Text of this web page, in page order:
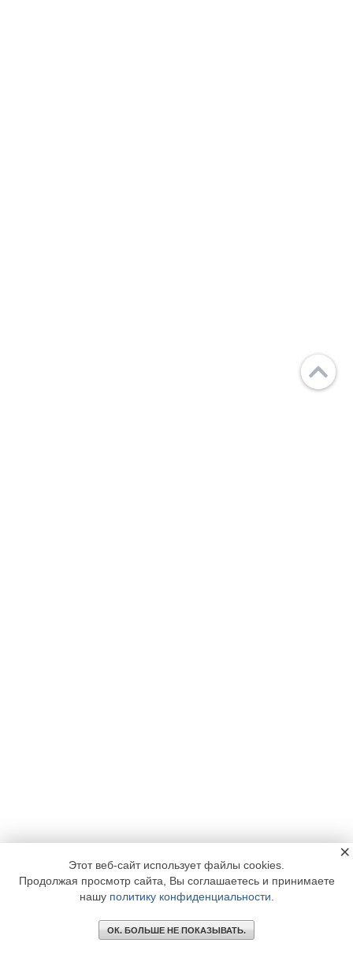
Этот веб-сайт использует файлы cookies.
Продолжая просмотр сайта, Вы соглашаетесь и принимаете
нашу политику конфиденциальности
ОК. БОЛЬШЕ НЕ ПОКАЗЫВАТЬ.
×